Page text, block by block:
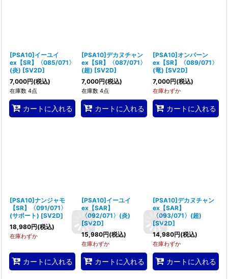
[PSA10]イーユイ
ex【SR】〈085/071〉
(炎) [SV2D]
7,000円(税込)
在庫数 4点
カートに入れる
[PSA10]デカヌチャン
ex【SR】〈087/071〉
(超) [SV2D]
7,000円(税込)
在庫数 4点
カートに入れる
[PSA10]オンバーン
ex【SR】〈089/071〉
(竜) [SV2D]
7,000円(税込)
在庫わずか
カートに入れる
[PSA10]ナンジャモ
【SR】〈091/071〉
(サポート) [SV2D]
18,980円(税込)
在庫わずか
カートに入れる
[PSA10]イーユイ
ex【SAR】
〈092/071〉(炎)
[SV2D]
15,980円(税込)
在庫わずか
カートに入れる
[PSA10]デカヌチャン
ex【SAR】
〈093/071〉(超)
[SV2D]
14,980円(税込)
在庫わずか
カートに入れる